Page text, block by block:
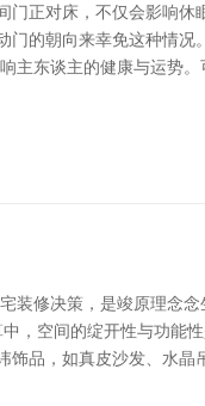
正对床，不仅会影响休
的朝向来幸免这种情况
主东谈主的健康与运势
装修决策，是竣原理念
，空间的绽开性与功能
品，如真皮沙发、水晶